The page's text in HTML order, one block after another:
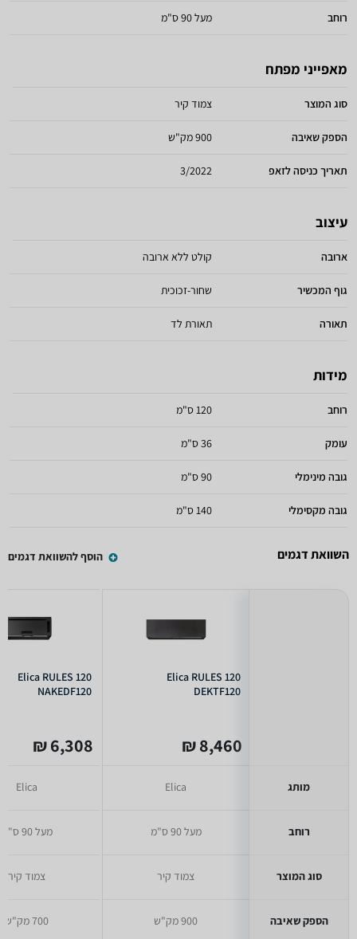
רוחב מעל 90 ס"מ
מאפייני מפתח
סוג המוצר צמוד קיר
הספק שאיבה 900 מק"ש
תאריך כניסה לזאפ 3/2022
עיצוב
ארובה קולט ללא ארובה
גוף המכשיר שחור-זכוכית
תאורה תאורת לד
מידות
רוחב 120 ס"מ
עומק 36 ס"מ
גובה מינימלי 90 ס"מ
גובה מקסימלי 140 ס"מ
השוואת דגמים הוסף להשוואת דגמים
מותג
רוחב
סוג המוצר
הספק שאיבה
Elica RULES 120
DEKTF120
8,460 ₪
Elica
מעל 90 ס"מ
צמוד קיר
900 מק"ש
Elica RULES 120
NAKEDF120
6,308 ₪
Elica
מעל 90 ס"מ
צמוד קיר
700 מק"ש